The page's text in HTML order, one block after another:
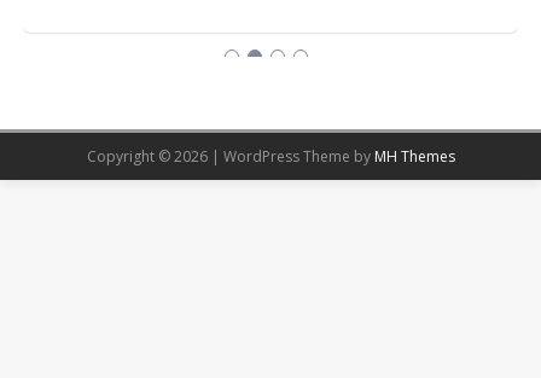
Copyright © 2026 | WordPress Theme by MH Themes